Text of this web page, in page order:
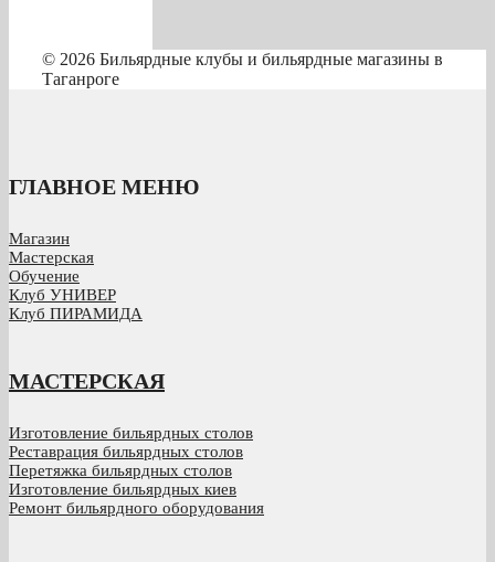
© 2026 Бильярдные клубы и бильярдные магазины в
Таганроге
ГЛАВНОЕ МЕНЮ
Магазин
Мастерская
Обучение
Клуб УНИВЕР
Клуб ПИРАМИДА
МАСТЕРСКАЯ
Изготовление бильярдных столов
Реставрация бильярдных столов
Перетяжка бильярдных столов
Изготовление бильярдных киев
Ремонт бильярдного оборудования